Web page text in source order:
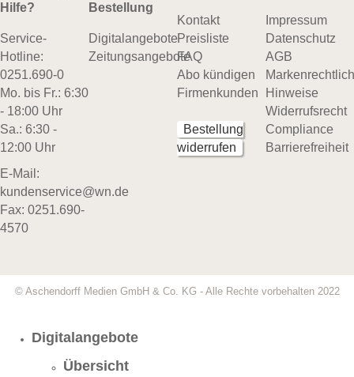
Hilfe?
Service-
Hotline:
0251.690-0
Mo. bis Fr.: 6:30
- 18:00 Uhr
Sa.: 6:30 -
12:00 Uhr
E-Mail:
kundenservice@wn.de
Fax: 0251.690-
4570
Bestellung
Digitalangebote
Zeitungsangebote
Kontakt
Preisliste
FAQ
Abo kündigen
Firmenkunden
Bestellung
widerrufen
Impressum
Datenschutz
AGB
Hinweise
Widerrufsrecht
Compliance
Barrierefreiheit
© Aschendorff Medien GmbH & Co. KG - Alle Rechte vorbehalten 2022
Digitalangebote
Übersicht